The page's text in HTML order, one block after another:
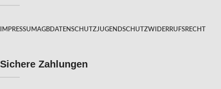
IMPRESSUMAGB DATENSCHUTZJUGENDSCHUTZWIDERRUFSRECHT
Sichere Zahlungen